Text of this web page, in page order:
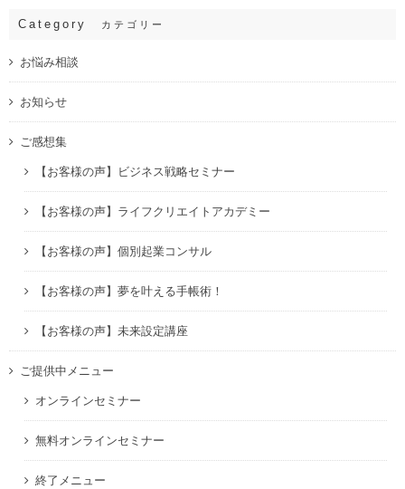
Category カテゴリー
お悩み相談
お知らせ
ご感想集
【お客様の声】ビジネス戦略セミナー
【お客様の声】ライフクリエイトアカデミー
【お客様の声】個別起業コンサル
【お客様の声】夢を叶える手帳術！
【お客様の声】未来設定講座
ご提供中メニュー
オンラインセミナー
無料オンラインセミナー
終了メニュー